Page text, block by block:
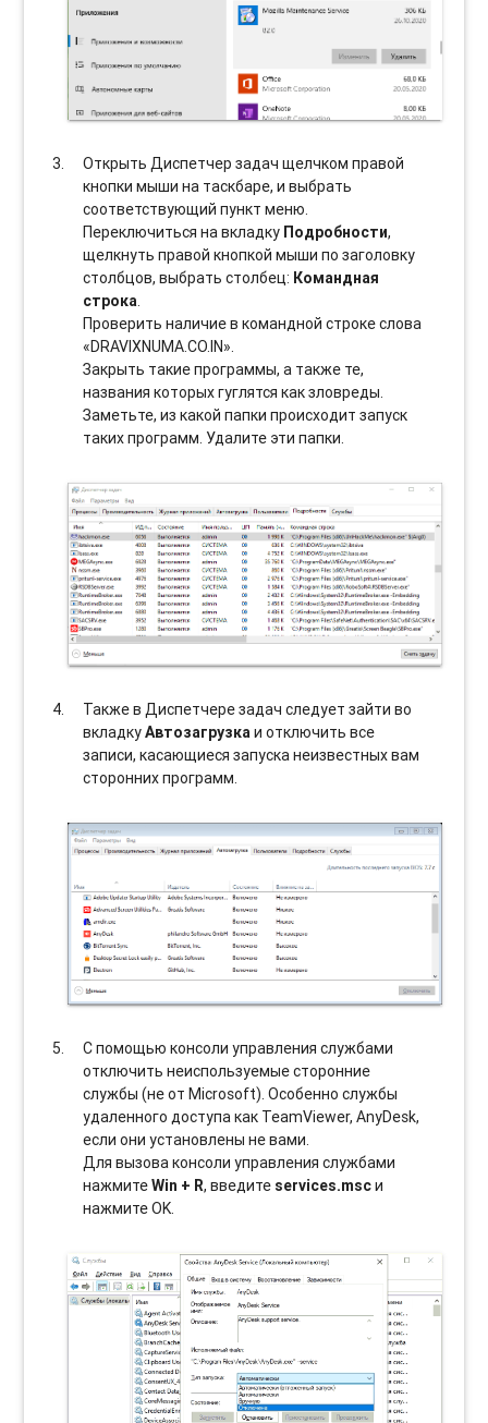
Открыть Диспетчер задач щелчком правой
кнопки мыши на таскбаре, и выбрать
соотвeтствующий пункт меню.
Переключиться на вкладку Подробности,
щелкнуть правой кнопкой мыши по заголовку
столбцов, выбрать столбец: Командная
строка.
Проверить наличие в командной строке слова
«DRAVIXNUMA.CO.IN».
Закрыть такие программы, а также те,
названия которых гуглятся как зловреды.
Заметьте, из какой папки происходит запуск
таких программ. Удалите эти папки.
Также в Диспетчере задач следует зайти во
вкладкуАвтозагрузкаи отключить все
записи, касающиеся запуска неизвестных вам
сторонних программ.
С помощью консоли управления службами
отключить неиспользуемые сторонние
службы (не от Microsoft). Особенно службы
удаленного доступа как TeamViewer, AnyDesk,
если они установлены не вами.
Для вызова консоли управления службами
нажмитеWin + R, введите services.mscи
нажмите OK.